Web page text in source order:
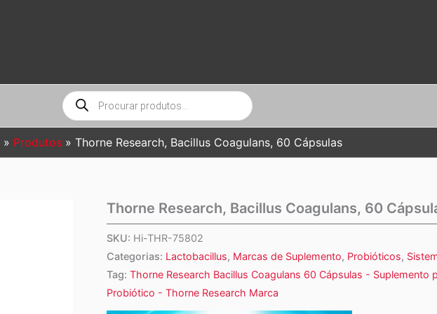
Pesquisar
produtos
Produtos Thorne Research, Bacillus Coagulans, 60 Cápsulas
Thorne Research, Bacillus Coagulans, 60
SKU: Hi-THR-75802
Categorias: Lactobacillus, Marcas de Suplemento, Probióticos,
Tag: Thorne Research Bacillus Coagulans 60 Cápsulas - Suplemento
Probiótico - Thorne Research Marca